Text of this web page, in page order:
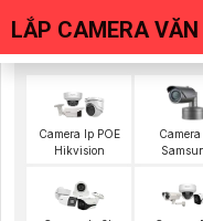
LẮP CAMERA VĂN
Camera Ip POE
Hikvision